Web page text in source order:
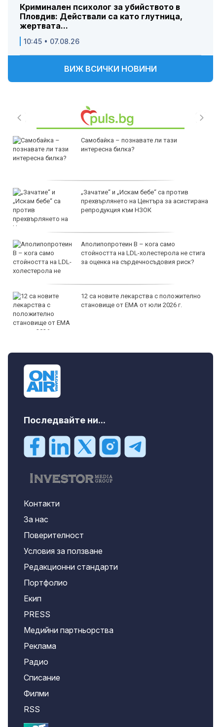
Криминален психолог за убийството в
Пловдив: Действали са като глутница,
жертвата...
10:45 • 07.08.26
ВИЖ ВСИЧКИ НОВИНИ
Самобайка – познавате ли тази
интересна билка?
„Зачатие“ и „Искам бебе“ са против
прехвърлянето на Центъра за асистирана
репродукция към НЗОК
Аполипопротеин B – кога само
стойността на LDL-холестерола не стига
за оценка на сърдечносъдовия риск?
12 са новите лекарства с положително
становище от ЕМА от юли 2026 г.
Последвайте ни...
Контакти
За нас
Поверителност
Условия за ползване
Редакционни стандарти
Портфолио
Екип
PRESS
Медийни партньорства
Реклама
Радио
Списание
Филми
RSS